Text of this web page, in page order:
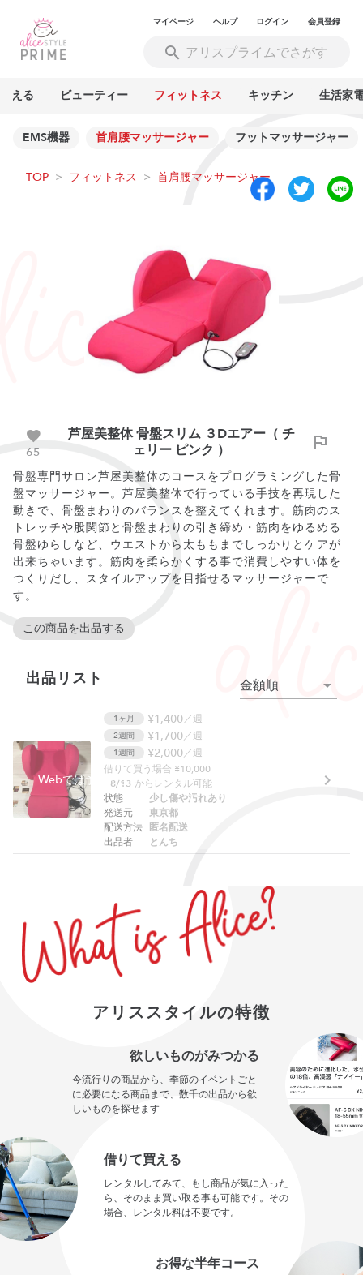
マイページ ヘルプ ログイン 会員登録
える ビューティー フィットネス キッチン 生活家
EMS機器 首肩腰マッサージャー フットマッサージャー
TOP > フィットネス > 首肩腰マッサージャー
65
芦屋美整体 骨盤スリム ３Dエアー（ チ
ェリー ピンク ）
骨盤専門サロン芦屋美整体のコースをプログラミングした骨
盤マッサージャー。芦屋美整体で行っている手技を再現した
動きで、骨盤まわりのバランスを整えてくれます。筋肉のス
トレッチや股関節と骨盤まわりの引き締め・筋肉をゆるめる
骨盤ゆらしなど、ウエストから太ももまでしっかりとケアが
出来ちゃいます。筋肉を柔らかくする事で消費しやすい体を
つくりだし、スタイルアップを目指せるマッサージャーで
す。
この商品を出品する
出品リスト 金額順
Webでは予約できません。アプリをご利用ください。
1ヶ月 ¥1,400／週
2週間 ¥1,700／週
1週間 ¥2,000／週
借りて買う場合 ¥10,000
8/13 からレンタル可能
状態
発送元
配送方法
出品者
少し傷や汚れあり
東京都
匿名配送
とんち
アリススタイルの特徴
欲しいものがみつかる
今流行りの商品から、季節のイベントごと
に必要になる商品まで、数千の出品から欲
しいものを探せます
借りて買える
レンタルしてみて、もし商品が気に入った
ら、そのまま買い取る事も可能です。その
場合、レンタル料は不要です。
お得な半年コース